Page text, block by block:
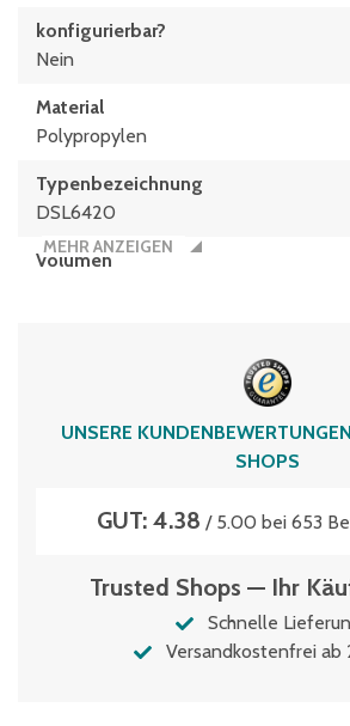
konfigurierbar?
Nein
Material
Polypropylen
Typen­be­zeich­nung
DSL6420
Volumen
MEHR ANZEIGEN
UNSERE
SHOPS
GUT: 4.38 / 5.00 bei 653
Trusted Shops — Ihr
Schnelle
Versandkostenfrei